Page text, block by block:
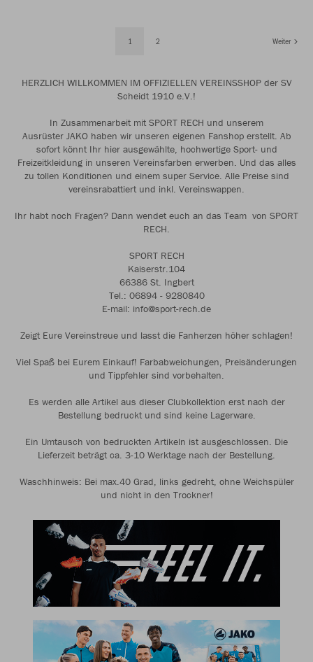
1 2 Weiter
HERZLICH WILLKOMMEN IM OFFIZIELLEN VEREINSSHOP der SV
Scheidt 1910 e.V.!
In Zusammenarbeit mit SPORT RECH und unserem
Ausrüster JAKO haben wir unseren eigenen Fanshop erstellt. Ab
sofort könnt Ihr hier ausgewählte, hochwertige Sport- und
Freizeitkleidung in unseren Vereinsfarben erwerben. Und das alles
zu tollen Konditionen und einem super Service. Alle Preise sind
vereinsrabattiert und inkl. Vereinswappen.
Ihr habt noch Fragen? Dann wendet euch an das Team von SPORT
RECH.
SPORT RECH
Kaiserstr.104
66386 St. Ingbert
Tel.: 06894 - 9280840
E-mail: info@sport-rech.de
Zeigt Eure Vereinstreue und lasst die Fanherzen höher schlagen!
Viel Spaß bei Eurem Einkauf! Farbabweichungen, Preisänderungen
und Tippfehler sind vorbehalten.
Es werden alle Artikel aus dieser Clubkollektion erst nach der
Bestellung bedruckt und sind keine Lagerware.
Ein Umtausch von bedruckten Artikeln ist ausgeschlossen. Die
Lieferzeit beträgt ca. 3-10 Werktage nach der Bestellung.
Waschhinweis: Bei max.40 Grad, links gedreht, ohne Weichspüler
und nicht in den Trockner!